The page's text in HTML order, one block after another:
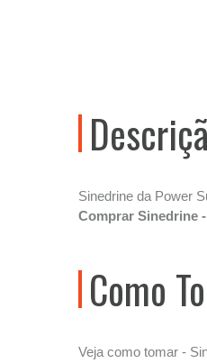
Sinedrine da Power
Comprar Sinedrine
Como
Veja como tomar -